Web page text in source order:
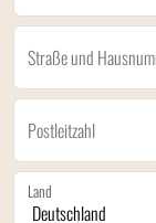
Straße und
Postleitzahl
Land